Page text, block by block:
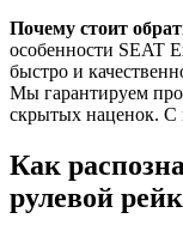
Почему стоит
особенности SEAT
быстро и
Мы гарантируем
скрытых наценок. С
Как
рулевой